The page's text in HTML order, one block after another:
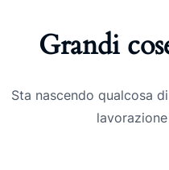
Grandi
Sta nascendo qualcosa